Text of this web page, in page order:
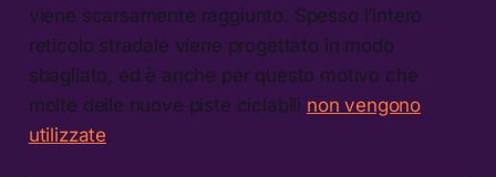
viene scarsamente raggiunto. Spesso l’intero
reticolo stradale viene progettato in modo
sbagliato, ed è anche per questo motivo che
molte delle nuove piste ciclabili non vengono
utilizzate.